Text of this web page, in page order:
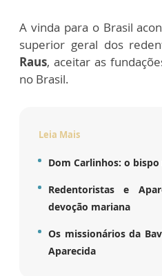
A vinda para o Brasil
superior geral dos
Raus, aceitar as
no Brasil.
Leia Mais
Dom Carlinhos: o
Redentoristas e
devoção mariana
Os missionários da
Aparecida